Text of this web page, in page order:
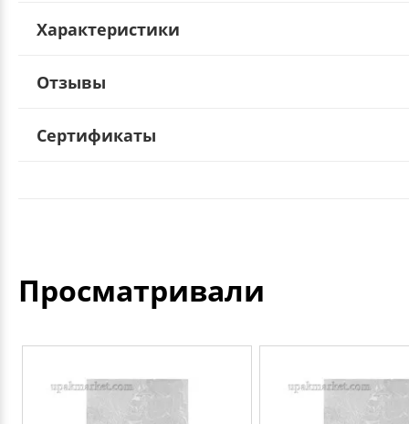
Характеристики
Отзывы
Сертификаты
Просматривали